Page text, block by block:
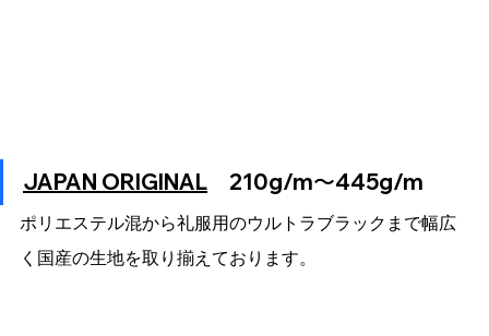
JAPAN ORIGINAL 210g/m〜445g/m
ポリエステル混から礼服用のウルトラブラックまで幅広
く国産の生地を取り揃えております。